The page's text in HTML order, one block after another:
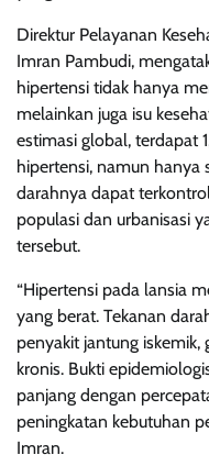
Direktur Pelayanan
Imran Pambudi,
hipertensi tidak hanya
melainkan juga isu
estimasi global, terdapat
hipertensi, namun hanya
darahnya dapat
populasi dan urbanisasi
tersebut.
“Hipertensi pada lansia
yang berat. Tekanan
penyakit jantung iskemik,
kronis. Bukti
panjang dengan
peningkatan kebutuhan
Imran.